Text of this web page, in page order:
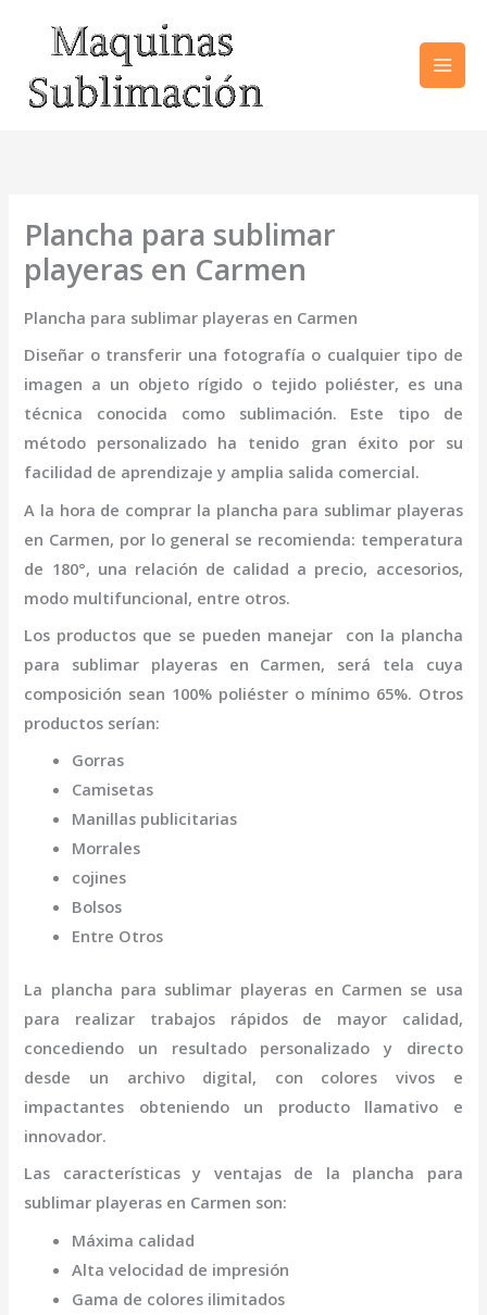
contenido
Plancha para sublimar
playeras en Carmen
Plancha para sublimar playeras en Carmen
Diseñar o transferir una fotografía o cualquier tipo de
imagen a un objeto rígido o tejido poliéster, es una
técnica conocida como sublimación. Este tipo de
método personalizado ha tenido gran éxito por su
facilidad de aprendizaje y amplia salida comercial.
A la hora de comprar la plancha para sublimar playeras
en Carmen, por lo general se recomienda: temperatura
de 180°, una relación de calidad a precio, accesorios,
modo multifuncional, entre otros.
Los productos que se pueden manejar con la plancha
para sublimar playeras en Carmen, será tela cuya
composición sean 100% poliéster o mínimo 65%. Otros
productos serían:
Gorras
Camisetas
Manillas publicitarias
Morrales
cojines
Bolsos
Entre Otros
La plancha para sublimar playerasen Carmen se usa
para realizar trabajos rápidos de mayor calidad,
concediendo un resultado personalizado y directo
desde un archivo digital, con colores vivos e
impactantes obteniendo un producto llamativo e
innovador.
Las características y ventajas de la plancha para
sublimar playeras en Carmen son:
Máxima calidad
Alta velocidad de impresión
Gama de colores ilimitados